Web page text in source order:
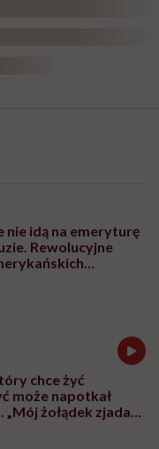
nie idą na emeryturę
Rewolucyjne
chce żyć
może napotkał
żołądek zjada